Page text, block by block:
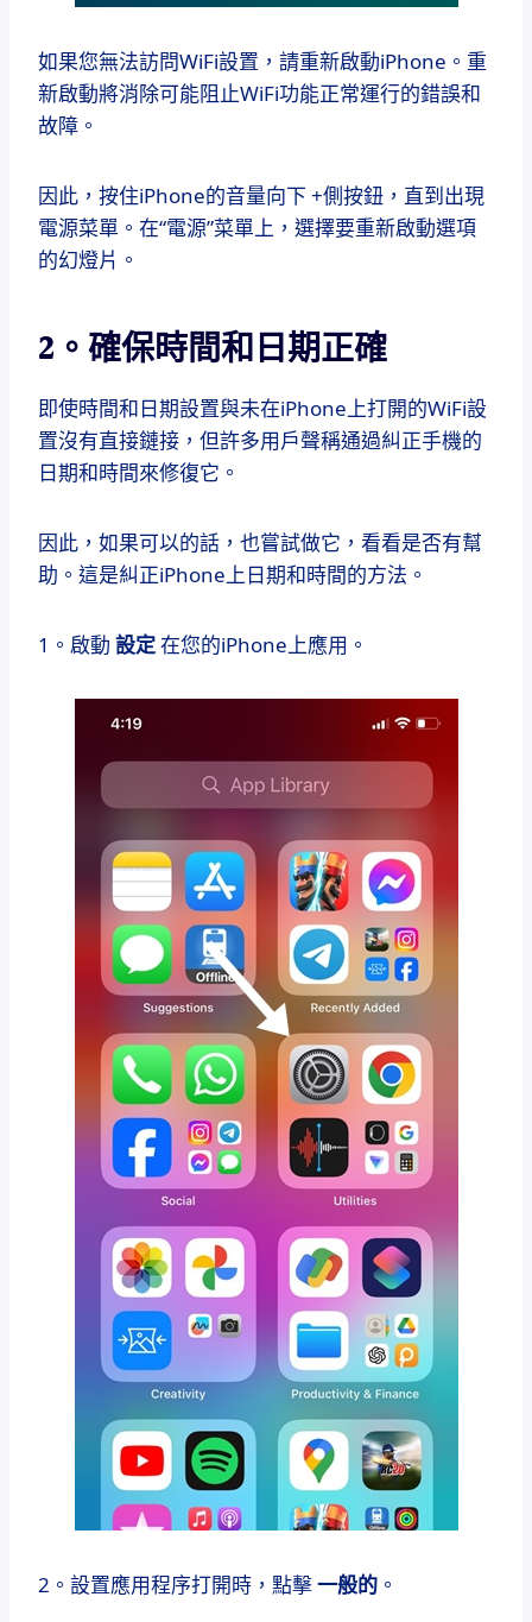
如果您無法訪問WiFi設置，請重新啟動iPhone。重
新啟動將消除可能阻止WiFi功能正常運行的錯誤和
故障。
因此，按住iPhone的音量向下 +側按鈕，直到出現
電源菜單。在“電源”菜單上，選擇要重新啟動選項
的幻燈片。
2。確保時間和日期正確
即使時間和日期設置與未在iPhone上打開的WiFi設
置沒有直接鏈接，但許多用戶聲稱通過糾正手機的
日期和時間來修復它。
因此，如果可以的話，也嘗試做它，看看是否有幫
助。這是糾正iPhone上日期和時間的方法。
1。啟動 設定在您的iPhone上應用。
2。設置應用程序打開時，點擊一般的 。